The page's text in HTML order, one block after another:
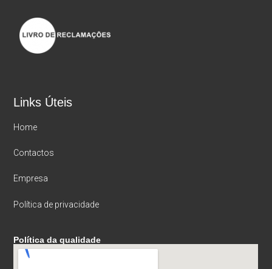
Links Úteis
Home
Contactos
Empresa
Política de privacidade
Política da qualidade